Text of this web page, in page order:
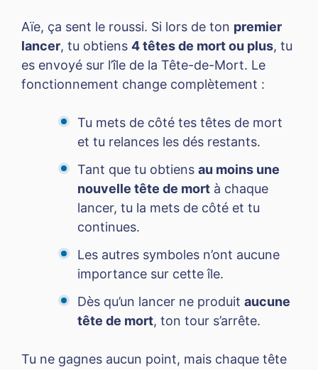
Aïe, ça sent le roussi. Si lors de ton premier
lancer, tu obtiens 4 têtes de mort ou plus, tu
es envoyé sur l’île de la Tête-de-Mort. Le
fonctionnement change complètement :
Tu mets de côté tes têtes de mort
et tu relances les dés restants.
Tant que tu obtiens au moins une
nouvelle tête de mort à chaque
lancer, tu la mets de côté et tu
continues.
Les autres symboles n’ont aucune
importance sur cette île.
Dès qu’un lancer ne produit aucune
tête de mort, ton tour s’arrête.
Tu ne gagnes aucun point, mais chaque tête